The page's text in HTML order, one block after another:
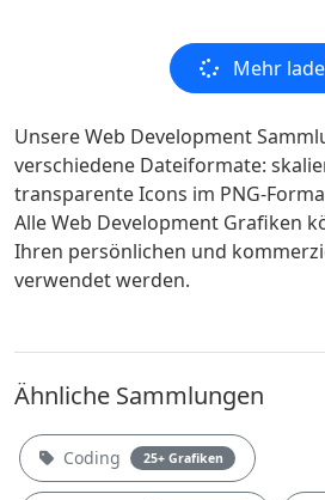
Mehr
Unsere Web Development
verschiedene Dateiformate:
transparente Icons im PNG-
Alle Web Development Grafiken
Ihren persönlichen und
verwendet werden.
Ähnliche Sammlungen
Coding 25+ Grafiken